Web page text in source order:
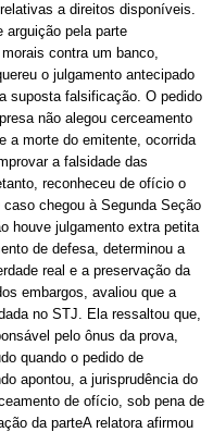
a direitos disponíveis.
arguição pela parte
contra um banco,
o julgamento antecipado
suposta falsificação. O pedido
não alegou cerceamento
a morte do emitente, ocorrida
a falsidade das
reconheceu de ofício o
chegou à Segunda Seção
houve julgamento extra petita
de defesa, determinou a
real e a preservação da
embargos, avaliou que a
no STJ. Ela ressaltou que,
pelo ônus da prova,
quando o pedido de
apontou, a jurisprudência do
de ofício, sob pena de
da parteA relatora afirmou